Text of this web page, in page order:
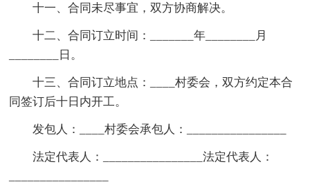
十一、合同未尽事宜，双方协商解决。
十二、合同订立时间：_______年________月
________日。
十三、合同订立地点：____村委会，双方约定本合
同签订后十日内开工。
发包人：____村委会承包人：________________
法定代表人：________________法定代表人：